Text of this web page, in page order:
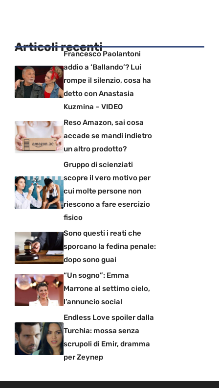
Articoli recentiFrancesco Paolantoni
addio a ‘Ballando’? Lui
rompe il silenzio, cosa ha
detto con Anastasia
Kuzmina – VIDEO
Reso Amazon, sai cosa
accade se mandi indietro
un altro prodotto?
Gruppo di scienziati
scopre il vero motivo per
cui molte persone non
riescono a fare esercizio
fisico
Sono questi i reati che
sporcano la fedina penale:
dopo sono guai
“Un sogno”: Emma
Marrone al settimo cielo,
l’annuncio social
Endless Love spoiler dalla
Turchia: mossa senza
scrupoli di Emir, dramma
per Zeynep